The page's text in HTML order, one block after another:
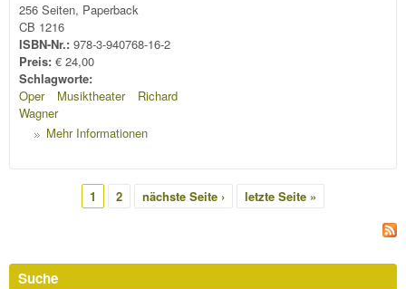
256 Seiten, Paperback
CB 1216
ISBN-Nr.: 978-3-940768-16-2
Preis: € 24,00
Schlagworte:
Oper
Musiktheater
Richard
Wagner
Mehr Informationen
1 2 nächste Seite › letzte Seite »
Suche